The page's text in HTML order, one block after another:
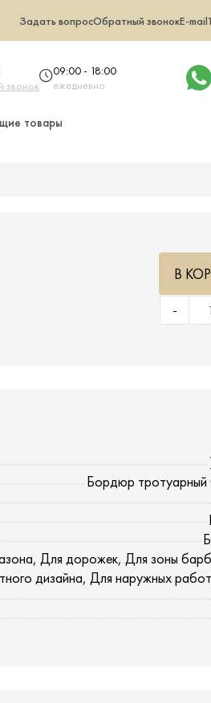
Задать вопросОбратный звонокE-mail
звонок
09:00 - 18:00
ежедневно
товары
-
В
Бордюр
Для дорожек, Для зоны
дизайна, Для наружных